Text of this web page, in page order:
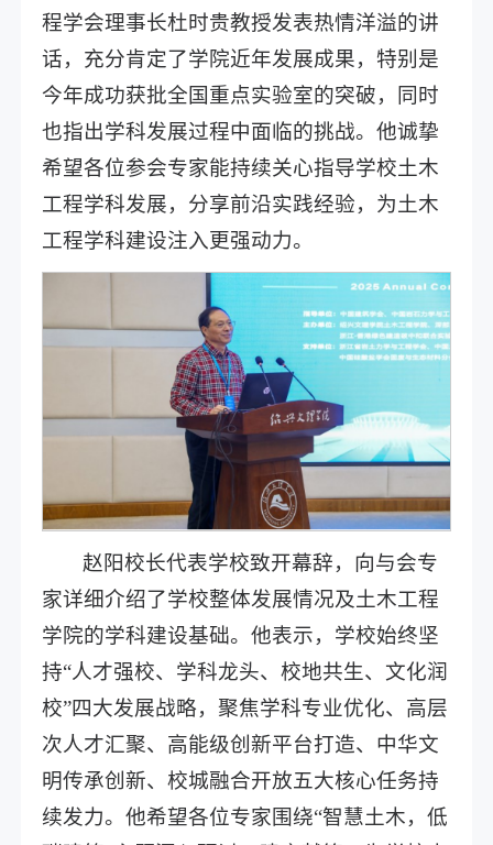
程学会理事长杜时贵教授发表热情洋溢的讲
话，充分肯定了学院近年发展成果，特别是
今年成功获批全国重点实验室的突破，同时
也指出学科发展过程中面临的挑战。他诚挚
希望各位参会专家能持续关心指导学校土木
工程学科发展，分享前沿实践经验，为土木
工程学科建设注入更强动力。
赵阳校长代表学校致开幕辞，向与会专
家详细介绍了学校整体发展情况及土木工程
学院的学科建设基础。他表示，学校始终坚
持“人才强校、学科龙头、校地共生、文化润
校”四大发展战略，聚焦学科专业优化、高层
次人才汇聚、高能级创新平台打造、中华文
明传承创新、校城融合开放五大核心任务持
续发力。他希望各位专家围绕“智慧土木，低